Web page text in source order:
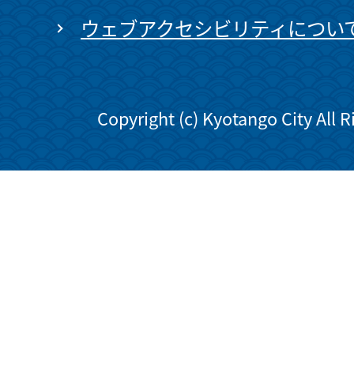
ウェブアクセシビリティについ
Copyright (c) Kyotango City All